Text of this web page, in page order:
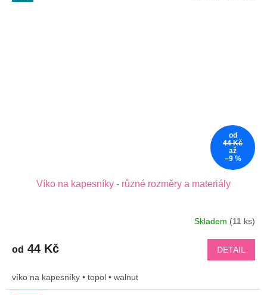
od
44 Kč
až
–9 %
Víko na kapesníky - různé rozměry a materiály
Skladem (11 ks)
od 44 Kč DETAIL
víko na kapesníky • topol • walnut